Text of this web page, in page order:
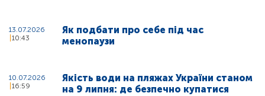
13.07.2026
10:43
Як подбати про себе під час
менопаузи
10.07.2026
16:59
Якість води на пляжах України станом
на 9 липня: де безпечно купатися